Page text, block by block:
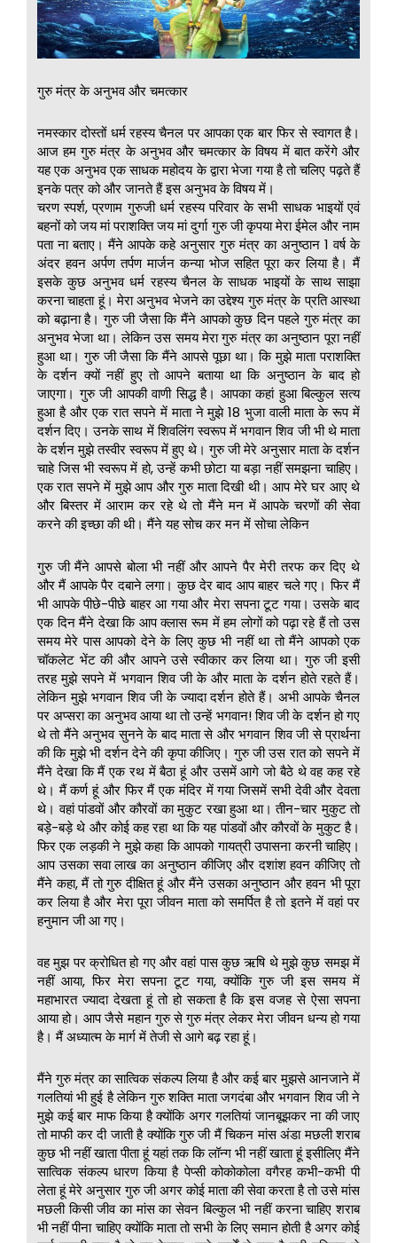
गुरु मंत्र के अनुभव और चमत्कार
नमस्कार दोस्तों धर्म रहस्य चैनल पर आपका एक बार फिर से स्वागत है।
आज हम गुरु मंत्र के अनुभव और चमत्कार के विषय में बात करेंगे और
यह एक अनुभव एक साधक महोदय के द्वारा भेजा गया है तो चलिए पढ़ते हैं
इनके पत्र को और जानते हैं इस अनुभव के विषय में।
चरण स्पर्श, प्रणाम गुरुजी धर्म रहस्य परिवार के सभी साधक भाइयों एवं
बहनों को जय मां पराशक्ति जय मां दुर्गा गुरु जी कृपया मेरा ईमेल और नाम
पता ना बताए। मैंने आपके कहे अनुसार गुरु मंत्र का अनुष्ठान 1 वर्ष के
अंदर हवन अर्पण तर्पण मार्जन कन्या भोज सहित पूरा कर लिया है। मैं
इसके कुछ अनुभव धर्म रहस्य चैनल के साधक भाइयों के साथ साझा
करना चाहता हूं। मेरा अनुभव भेजने का उद्देश्य गुरु मंत्र के प्रति आस्था
को बढ़ाना है। गुरु जी जैसा कि मैंने आपको कुछ दिन पहले गुरु मंत्र का
अनुभव भेजा था। लेकिन उस समय मेरा गुरु मंत्र का अनुष्ठान पूरा नहीं
हुआ था। गुरु जी जैसा कि मैंने आपसे पूछा था। कि मुझे माता पराशक्ति
के दर्शन क्यों नहीं हुए तो आपने बताया था कि अनुष्ठान के बाद हो
जाएगा। गुरु जी आपकी वाणी सिद्ध है। आपका कहां हुआ बिल्कुल सत्य
हुआ है और एक रात सपने में माता ने मुझे 18 भुजा वाली माता के रूप में
दर्शन दिए। उनके साथ में शिवलिंग स्वरूप में भगवान शिव जी भी थे माता
के दर्शन मुझे तस्वीर स्वरूप में हुए थे। गुरु जी मेरे अनुसार माता के दर्शन
चाहे जिस भी स्वरूप में हो, उन्हें कभी छोटा या बड़ा नहीं समझना चाहिए।
एक रात सपने में मुझे आप और गुरु माता दिखी थी। आप मेरे घर आए थे
और बिस्तर में आराम कर रहे थे तो मैंने मन में आपके चरणों की सेवा
करने की इच्छा की थी। मैंने यह सोच कर मन में सोचा लेकिन
गुरु जी मैंने आपसे बोला भी नहीं और आपने पैर मेरी तरफ कर दिए थे
और मैं आपके पैर दबाने लगा। कुछ देर बाद आप बाहर चले गए। फिर मैं
भी आपके पीछे-पीछे बाहर आ गया और मेरा सपना टूट गया। उसके बाद
एक दिन मैंने देखा कि आप क्लास रूम में हम लोगों को पढ़ा रहे हैं तो उस
समय मेरे पास आपको देने के लिए कुछ भी नहीं था तो मैंने आपको एक
चॉकलेट भेंट की और आपने उसे स्वीकार कर लिया था। गुरु जी इसी
तरह मुझे सपने में भगवान शिव जी के और माता के दर्शन होते रहते हैं।
लेकिन मुझे भगवान शिव जी के ज्यादा दर्शन होते हैं। अभी आपके चैनल
पर अप्सरा का अनुभव आया था तो उन्हें भगवान! शिव जी के दर्शन हो गए
थे तो मैंने अनुभव सुनने के बाद माता से और भगवान शिव जी से प्रार्थना
की कि मुझे भी दर्शन देने की कृपा कीजिए। गुरु जी उस रात को सपने में
मैंने देखा कि मैं एक रथ में बैठा हूं और उसमें आगे जो बैठे थे वह कह रहे
थे। मैं कर्ण हूं और फिर मैं एक मंदिर में गया जिसमें सभी देवी और देवता
थे। वहां पांडवों और कौरवों का मुकुट रखा हुआ था। तीन-चार मुकुट तो
बड़े-बड़े थे और कोई कह रहा था कि यह पांडवों और कौरवों के मुकुट है।
फिर एक लड़की ने मुझे कहा कि आपको गायत्री उपासना करनी चाहिए।
आप उसका सवा लाख का अनुष्ठान कीजिए और दशांश हवन कीजिए तो
मैंने कहा, मैं तो गुरु दीक्षित हूं और मैंने उसका अनुष्ठान और हवन भी पूरा
कर लिया है और मेरा पूरा जीवन माता को समर्पित है तो इतने में वहां पर
हनुमान जी आ गए।
वह मुझ पर क्रोधित हो गए और वहां पास कुछ ऋषि थे मुझे कुछ समझ में
नहीं आया, फिर मेरा सपना टूट गया, क्योंकि गुरु जी इस समय में
महाभारत ज्यादा देखता हूं तो हो सकता है कि इस वजह से ऐसा सपना
आया हो। आप जैसे महान गुरु से गुरु मंत्र लेकर मेरा जीवन धन्य हो गया
है। मैं अध्यात्म के मार्ग में तेजी से आगे बढ़ रहा हूं।
मैंने गुरु मंत्र का सात्विक संकल्प लिया है और कई बार मुझसे आनजाने में
गलतियां भी हुई है लेकिन गुरु शक्ति माता जगदंबा और भगवान शिव जी ने
मुझे कई बार माफ किया है क्योंकि अगर गलतियां जानबूझकर ना की जाए
तो माफी कर दी जाती है क्योंकि गुरु जी मैं चिकन मांस अंडा मछली शराब
कुछ भी नहीं खाता पीता हूं यहां तक कि लॉन्ग भी नहीं खाता हूं इसीलिए मैंने
सात्विक संकल्प धारण किया है पेप्सी कोकोकोला वगैरह कभी-कभी पी
लेता हूं मेरे अनुसार गुरु जी अगर कोई माता की सेवा करता है तो उसे मांस
मछली किसी जीव का मांस का सेवन बिल्कुल भी नहीं करना चाहिए शराब
भी नहीं पीना चाहिए क्योंकि माता तो सभी के लिए समान होती है अगर कोई